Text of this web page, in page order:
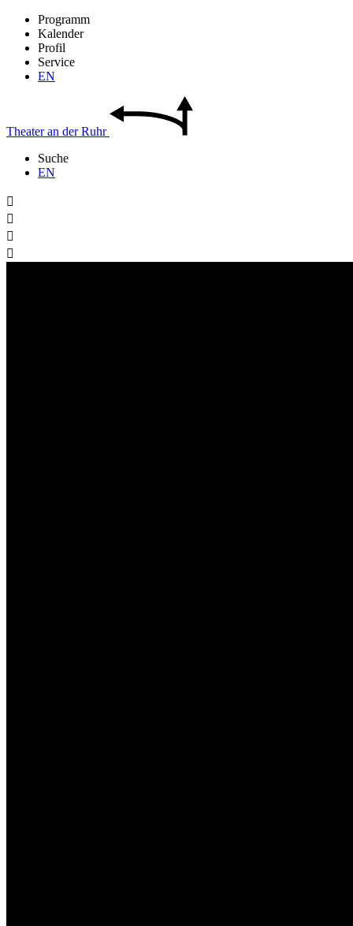
Programm
Kalender
Profil
Service
EN
Theateran derRuhr
Suche
EN



